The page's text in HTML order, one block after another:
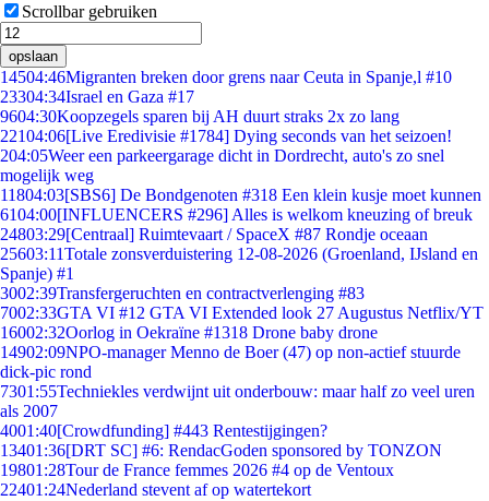
Scrollbar gebruiken
opslaan
14504:46Migranten breken door grens naar Ceuta in Spanje,l #10
23304:34Israel en Gaza #17
9604:30Koopzegels sparen bij AH duurt straks 2x zo lang
22104:06[Live Eredivisie #1784] Dying seconds van het seizoen!
204:05Weer een parkeergarage dicht in Dordrecht, auto's zo snel
mogelijk weg
11804:03[SBS6] De Bondgenoten #318 Een klein kusje moet kunnen
6104:00[INFLUENCERS #296] Alles is welkom kneuzing of breuk
24803:29[Centraal] Ruimtevaart / SpaceX #87 Rondje oceaan
25603:11Totale zonsverduistering 12-08-2026 (Groenland, IJsland en
Spanje) #1
3002:39Transfergeruchten en contractverlenging #83
7002:33GTA VI #12 GTA VI Extended look 27 Augustus Netflix/YT
16002:32Oorlog in Oekraïne #1318 Drone baby drone
14902:09NPO-manager Menno de Boer (47) op non-actief stuurde
dick-pic rond
7301:55Techniekles verdwijnt uit onderbouw: maar half zo veel uren
als 2007
4001:40[Crowdfunding] #443 Rentestijgingen?
13401:36[DRT SC] #6: RendacGoden sponsored by TONZON
19801:28Tour de France femmes 2026 #4 op de Ventoux
22401:24Nederland stevent af op watertekort